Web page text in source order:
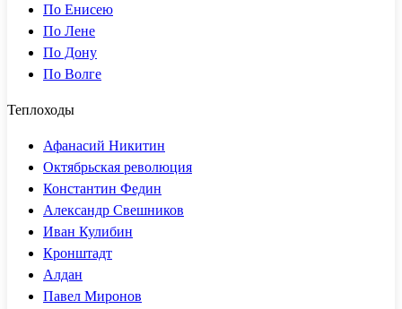
По Енисею
По Лене
По Дону
По Волге
Теплоходы
Афанасий Никитин
Октябрьская революция
Константин Федин
Александр Свешников
Иван Кулибин
Кронштадт
Алдан
Павел Миронов